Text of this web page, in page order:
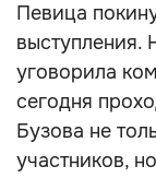
Певица
выступления.
уговорила
сегодня
Бузова не
участников,